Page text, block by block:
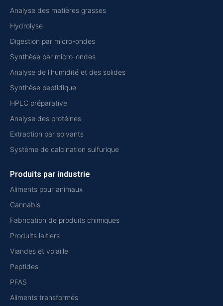
Analyse des matières grasses
Hydrolyse
Digestion par micro-ondes
Synthèse par micro-ondes
Analyse de l'humidité et des solides
Synthèse peptidique
HPLC préparative
Analyse des protéines
Extraction par solvants
Système de calcination sulfurique
Produits par industrie
Aliments pour animaux
Cannabis
Fabrication de produits chimiques
Produits laitiers
Viandes et volaille
Peptides
PFAS
Aliments transformés